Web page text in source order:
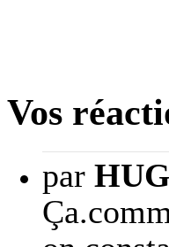
Vos
par HUG